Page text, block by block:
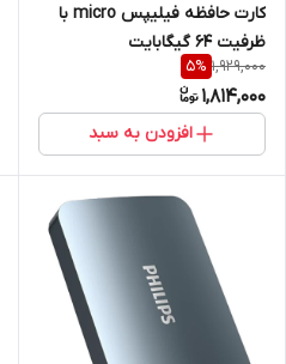
کارت حافظه فیلیپس micro با
ظرفیت 64 گیگابایت
1,929,000
5%
1,814,000
افزودن به سبد